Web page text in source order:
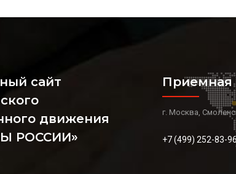
сайт
движения
РОССИИ»
Приемная
г. Москва,
+7 (499) 252-83-96